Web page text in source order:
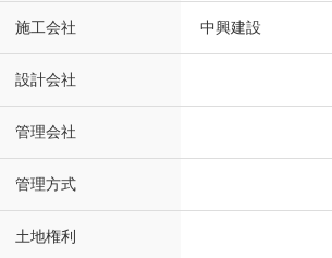
施工会社 中興建設
設計会社
管理会社
管理方式
土地権利